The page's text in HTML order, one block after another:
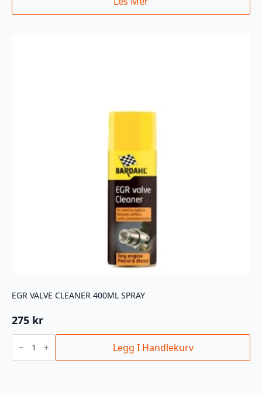
EGR VALVE CLEANER 400ML SPRAY
275 kr
EGR
VALVE
CLEANER
400ML
Legg I Handlekurv